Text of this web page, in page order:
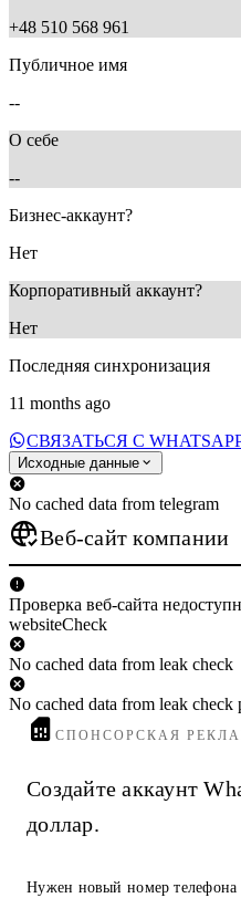
+48 510 568 961
Публичное имя
--
О себе
--
Бизнес-аккаунт?
Нет
Корпоративный аккаунт?
Нет
Последняя синхронизация
11 months ago
СВЯЗАТЬСЯ С
Исходные данные
No cached data from telegram
Веб-сайт компании
Проверка веб-сайта
websiteCheck
No cached data from leak check
No cached data from leak check
СПОНСОРСКАЯ
Создайте аккаунт
доллар.
Нужен новый номер телефона